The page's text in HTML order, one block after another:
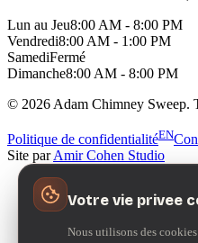
Lun au Jeu8:00 AM - 8:00 PM
Vendredi8:00 AM - 1:00 PM
SamediFermé
Dimanche8:00 AM - 8:00 PM
© 2026 Adam Chimney Sweep.
Politique de confidentialitéEN
Site parAmir Cohen Studio
Votre vie privee
Nous utilisons des